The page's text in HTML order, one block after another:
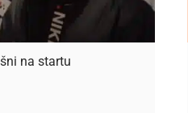
na startu